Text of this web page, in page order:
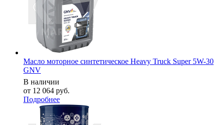
Масло моторное синтетическое Heavy Truck Super 5W-30
GNV
В наличии
от 12 064 руб.
Подробнее